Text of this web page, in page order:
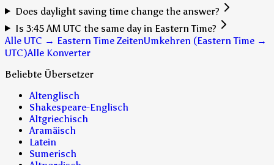
Does daylight saving time change the answer?
Is 3:45 AM UTC the same day in Eastern Time?
Alle UTC → Eastern Time ZeitenUmkehren (Eastern Time →
UTC)Alle Konverter
Beliebte Übersetzer
Altenglisch
Shakespeare-Englisch
Altgriechisch
Aramäisch
Latein
Sumerisch